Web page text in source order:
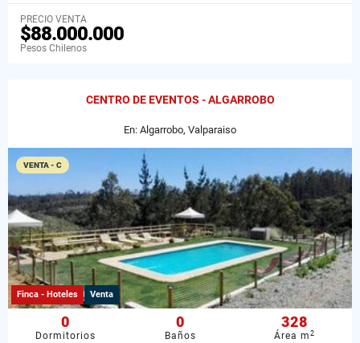
PRECIO VENTA
$88.000.000
Pesos Chilenos
CENTRO DE EVENTOS - ALGARROBO
En: Algarrobo, Valparaiso
VENTA - C
Finca - Hoteles Venta
0
Dormitorios
0
Baños
328
Área m2